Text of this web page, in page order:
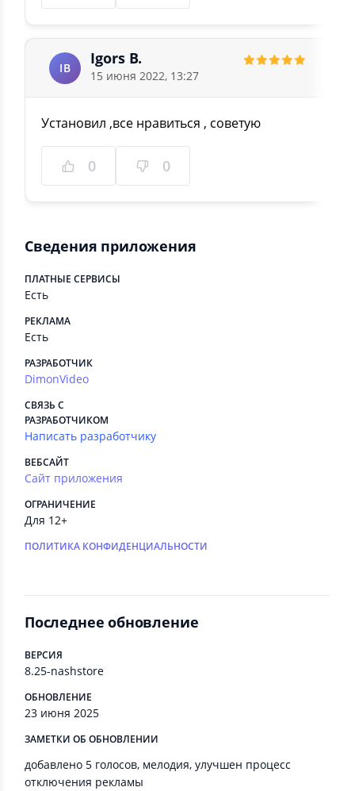
IB
Igors B.
15 июня 2022, 13:27
Установил ,все нравиться , советую
0 0
Сведения приложения
ПЛАТНЫЕ СЕРВИСЫ
Есть
РЕКЛАМА
Есть
РАЗРАБОТЧИК
DimonVideo
СВЯЗЬ С
РАЗРАБОТЧИКОМ
Написать разработчику
ВЕБСАЙТ
Сайт приложения
ОГРАНИЧЕНИЕ
Для 12+
ПОЛИТИКА КОНФИДЕНЦИАЛЬНОСТИ
Последнее обновление
ВЕРСИЯ
8.25-nashstore
ОБНОВЛЕНИЕ
23 июня 2025
ЗАМЕТКИ ОБ ОБНОВЛЕНИИ
добавлено 5 голосов, мелодия, улучшен процесс
отключения рекламы